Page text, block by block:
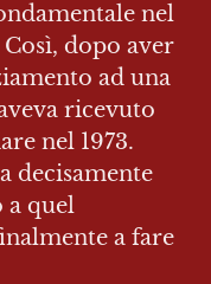
nel
dopo aver
ad una
ricevuto
nel 1973.
decisamente
a quel
a fare